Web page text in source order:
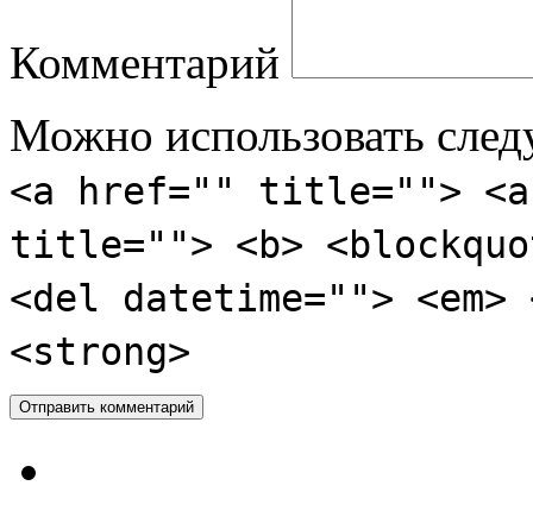
Комментарий
Можно использовать
<a href="" title="">
title=""> <b>
<del datetime="">
<strong>